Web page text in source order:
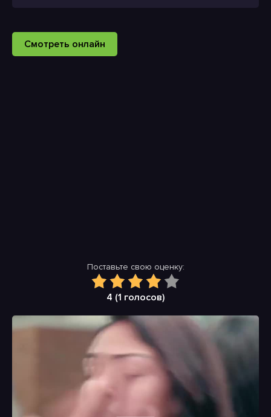
Смотреть онлайн
Поставьте свою оценку:
4 (1 голосов)